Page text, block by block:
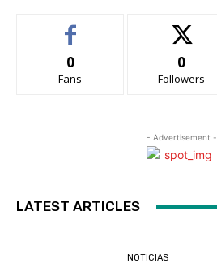
0
Fans
0
Followers
- Advertisement -
LATEST ARTICLES
NOTICIAS